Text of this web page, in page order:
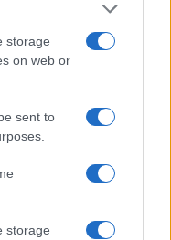
storage
on web or
sent to
storage